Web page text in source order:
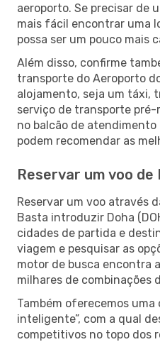
aeroporto. Se precisar de
mais fácil encontrar uma
possa ser um pouco mais
Além disso, confirme
transporte do Aeroporto
alojamento, seja um táxi,
serviço de transporte
no balcão de atendimento
podem recomendar as
Reservar um voo de
Reservar um voo através
Basta introduzir Doha
cidades de partida e
viagem e pesquisar as
motor de busca encontra
milhares de combinações
Também oferecemos uma
inteligente”, com a qual
competitivos no topo dos